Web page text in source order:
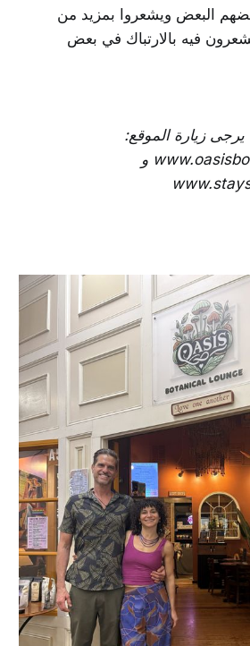
البعض ويشعروا بمزيد من
فيه بالارتباك في بعض
زيارة الموقع:
www.oasisbotanicallounge.com و